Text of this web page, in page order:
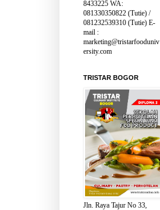
8433225 WA:
081330350822 (Tutie) /
081232539310 (Tutie) E-
mail :
marketing@tristarfooduniv
ersity.com
TRISTAR BOGOR
Jln. Raya Tajur No 33,